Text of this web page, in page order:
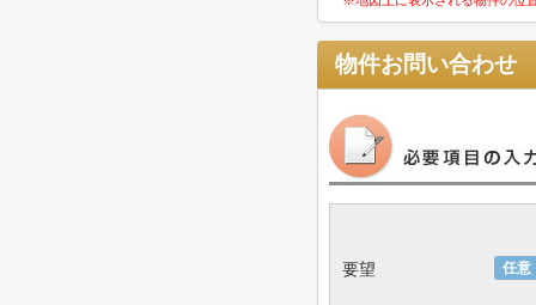
物件お問い合わせ
任意
要望